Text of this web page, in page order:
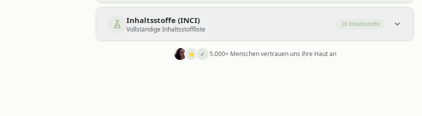
Inhaltsstoffe (INCI)
Vollständige Inhaltsstoffliste
20 Inhaltsstoffe
⭐ ✓ 5.000+ Menschen vertrauen uns ihre Haut an